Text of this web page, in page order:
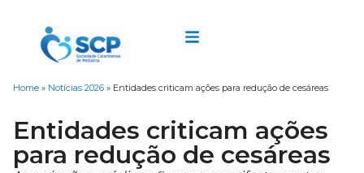
Home » Notícias 2026 » Entidades criticam ações para redução de cesáreas
Entidades criticam ações
para redução de cesáreas